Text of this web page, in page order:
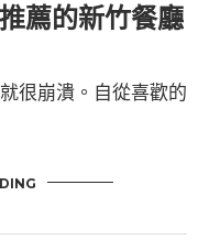
薦的新竹餐廳
很崩潰。自從喜歡的